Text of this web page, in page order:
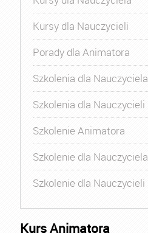
Kursy dla Nauczycieli
Porady dla Animatora
Szkolenia dla Nauczyciela
Szkolenia dla Nauczycieli
Szkolenie Animatora
Szkolenie dla Nauczyciela
Szkolenie dla Nauczycieli
Kurs Animatora